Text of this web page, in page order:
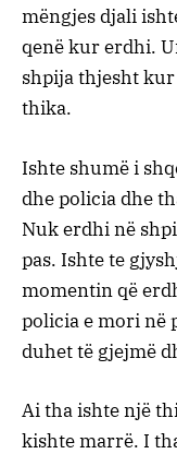
mëngjes djali
qenë kur erdhi.
shpija thjesht kur
thika.
Ishte shumë i
dhe policia dhe
Nuk erdhi në
pas. Ishte te
momentin që
policia e mori në
duhet të gjejmë
Ai tha ishte një
kishte marrë. I